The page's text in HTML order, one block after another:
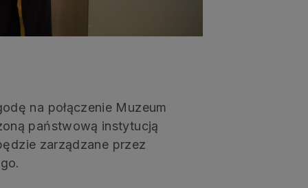
na połączenie Muzeum
państwową instytucją
zarządzane przez